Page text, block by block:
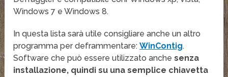
Windows 7 e Windows 8.
In questa lista sarà utile consigliare anche un altro
programma per deframmentare:WinContig.
Software che può essere utilizzato anchesenza
installazione, quindi su una semplice chiavetta